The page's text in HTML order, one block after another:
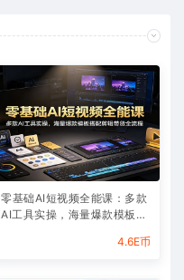
零基础AI短视频全能课：多款
AI工具实操，海量爆款模板搭
4.6E币